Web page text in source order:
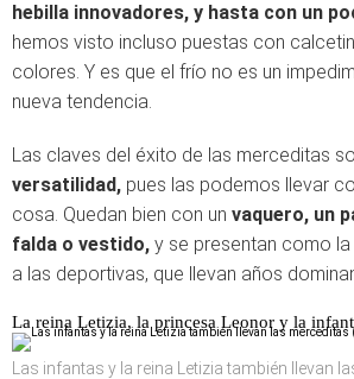
hebilla innovadores, y hasta con un
hemos visto incluso puestas con
colores. Y es que el frío no es un
nueva tendencia.
Las claves del éxito de las merceditas
versatilidad, pues las podemos llevar
cosa. Quedan bien con un vaquero, un
falda o vestido, y se presentan como
a las deportivas, que llevan años
La reina Letizia, la princesa Leonor y la
Las infantas y la reina Letizia también llevan